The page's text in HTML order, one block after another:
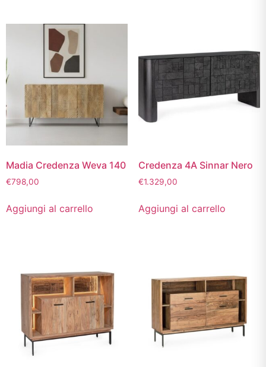
Madia Credenza Weva 140
€798,00
Aggiungi al carrello
Credenza 4A Sinnar Nero
€1.329,00
Aggiungi al carrello